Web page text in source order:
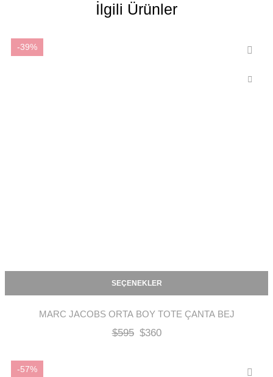
İlgili Ürünler
-39%
SEÇENEKLER
MARC JACOBS ORTA BOY TOTE ÇANTA BEJ
$595 $360
-57%